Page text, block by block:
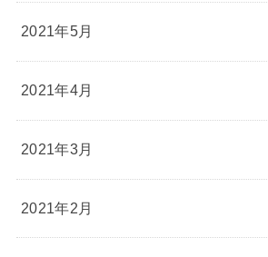
2021年5月
2021年4月
2021年3月
2021年2月